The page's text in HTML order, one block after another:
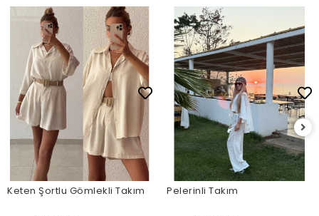
Keten Şortlu Gömlekli Takım Pelerinli Takım